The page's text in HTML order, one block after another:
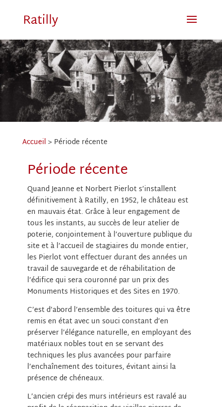
Accueil > Période récente
Période récente
Quand Jeanne et Norbert Pierlot s’installent
définitivement à Ratilly, en 1952, le château est
en mauvais état. Grâce à leur engagement de
tous les instants, au succès de leur atelier de
poterie, conjointement à l’ouverture publique du
site et à l’accueil de stagiaires du monde entier,
les Pierlot vont effectuer durant des années un
travail de sauvegarde et de réhabilitation de
l’édifice qui sera couronné par un prix des
Monuments Historiques et des Sites en 1970.
C’est d’abord l’ensemble des toitures qui va être
remis en état avec un souci constant d’en
préserver l’élégance naturelle, en employant des
matériaux nobles tout en se servant des
techniques les plus avancées pour parfaire
l’enchaînement des toitures, évitant ainsi la
présence de chéneaux.
L’ancien crépi des murs intérieurs est ravalé au